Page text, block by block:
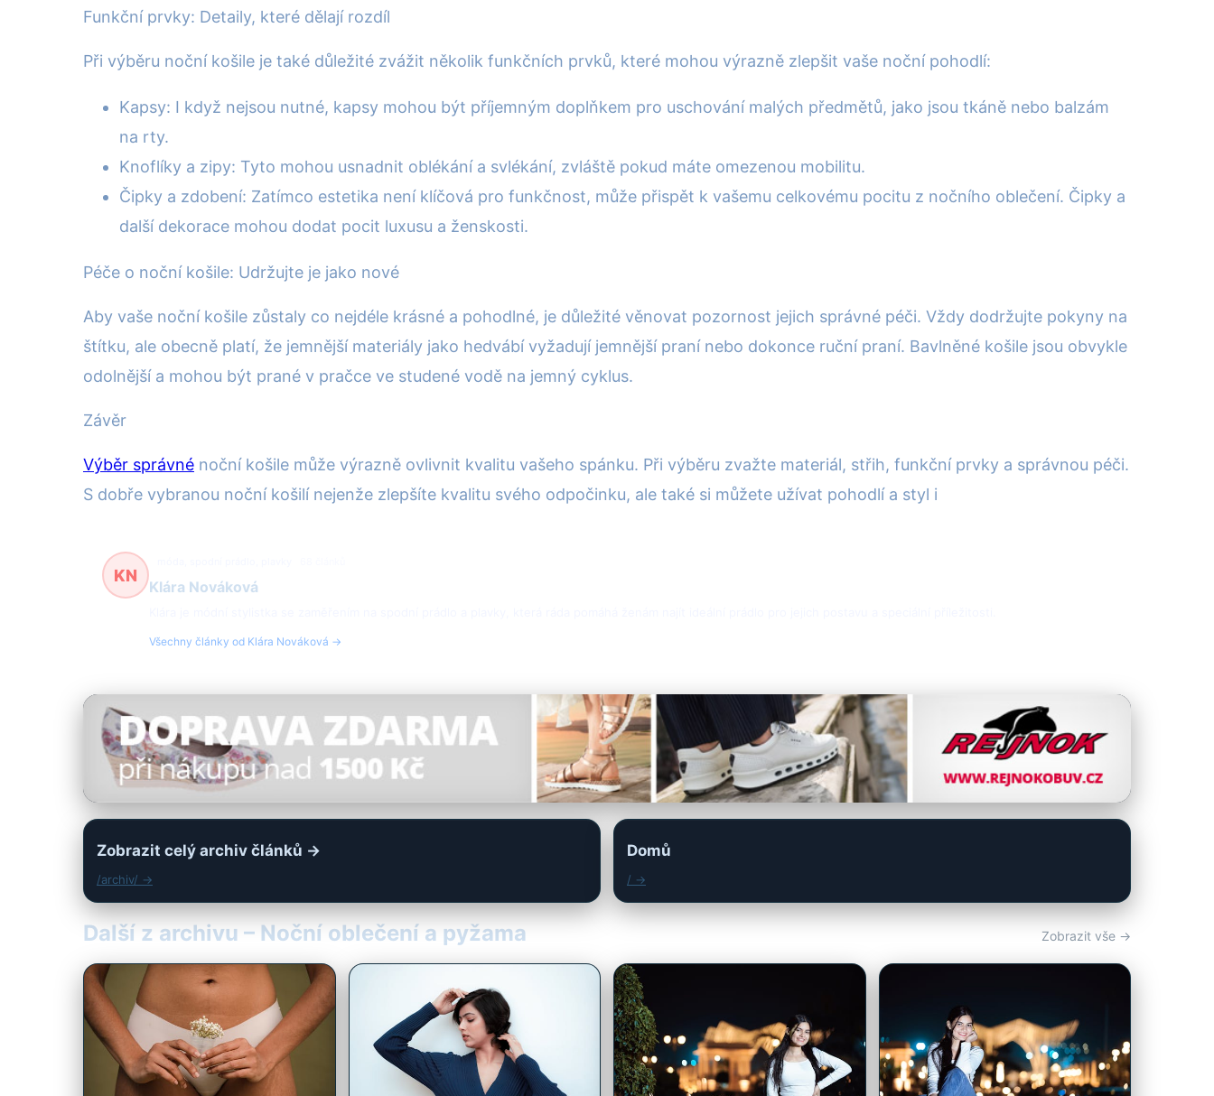
Funkční prvky: Detaily, které dělají rozdíl
Při výběru noční košile je také důležité zvážit několik funkčních prvků, které mohou výrazně zlepšit vaše noční pohodlí:
Kapsy: I když nejsou nutné, kapsy mohou být příjemným doplňkem pro uschování malých předmětů, jako jsou tkáně nebo balzám
na rty.
Knoflíky a zipy: Tyto mohou usnadnit oblékání a svlékání, zvláště pokud máte omezenou mobilitu.
Čipky a zdobení: Zatímco estetika není klíčová pro funkčnost, může přispět k vašemu celkovému pocitu z nočního oblečení. Čipky a
další dekorace mohou dodat pocit luxusu a ženskosti.
Péče o noční košile: Udržujte je jako nové
Aby vaše noční košile zůstaly co nejdéle krásné a pohodlné, je důležité věnovat pozornost jejich správné péči. Vždy dodržujte pokyny na
štítku, ale obecně platí, že jemnější materiály jako hedvábí vyžadují jemnější praní nebo dokonce ruční praní. Bavlněné košile jsou obvykle
odolnější a mohou být prané v pračce ve studené vodě na jemný cyklus.
Závěr
Výběr správné noční košile může výrazně ovlivnit kvalitu vašeho spánku. Při výběru zvažte materiál, střih, funkční prvky a správnou péči.
S dobře vybranou noční košilí nejenže zlepšíte kvalitu svého odpočinku, ale také si můžete užívat pohodlí a styl i
KN
Klára Nováková
Všechny články od Klára Nováková →
Zobrazit celý archiv článků →
/archiv/ →
Domů
/ →
Další z archivu – Noční oblečení a pyžama Zobrazit vše →